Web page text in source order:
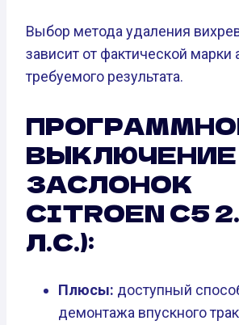
Выбор метода удаления
зависит от фактической марки
требуемого результата.
ВЫКЛЮЧЕНИЕ
ЗАСЛОНОК
CITROEN C5
Л.С.):
Плюсы: доступный
демонтажа впускного